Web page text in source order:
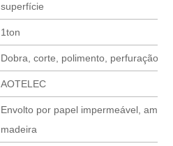
superfície
1ton
Dobra, corte, polimento, perfuração,
AOTELEC
Envolto por papel impermeável,
madeira